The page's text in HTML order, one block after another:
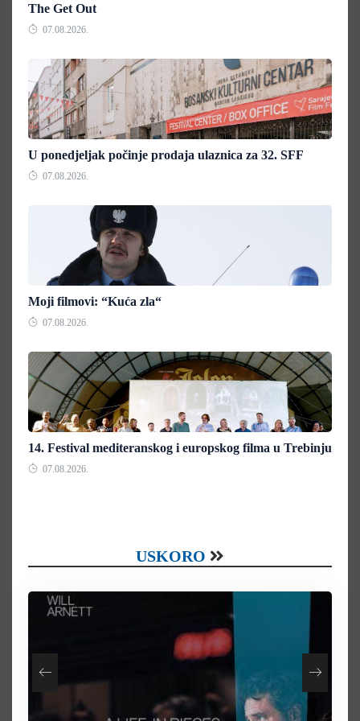
The Get Out
07.08.2026.
U ponedjeljak počinje prodaja ulaznica za 32. SFF
07.08.2026.
Moji filmovi: “Kuća zla“
07.08.2026.
14. Festival mediteranskog i europskog filma u Trebinju
07.08.2026.
USKORO